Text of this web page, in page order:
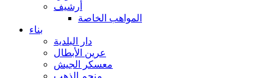
أرشيف
المواهب الخاصة
بناء
دار البلدية
عرين الأبطال
معسكر الجيش